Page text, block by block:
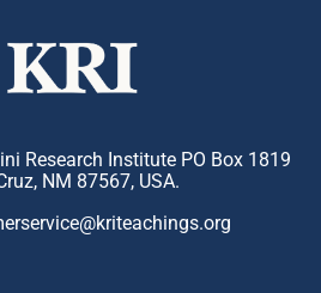
Research Institute PO Box 1819
NM 87567, USA.